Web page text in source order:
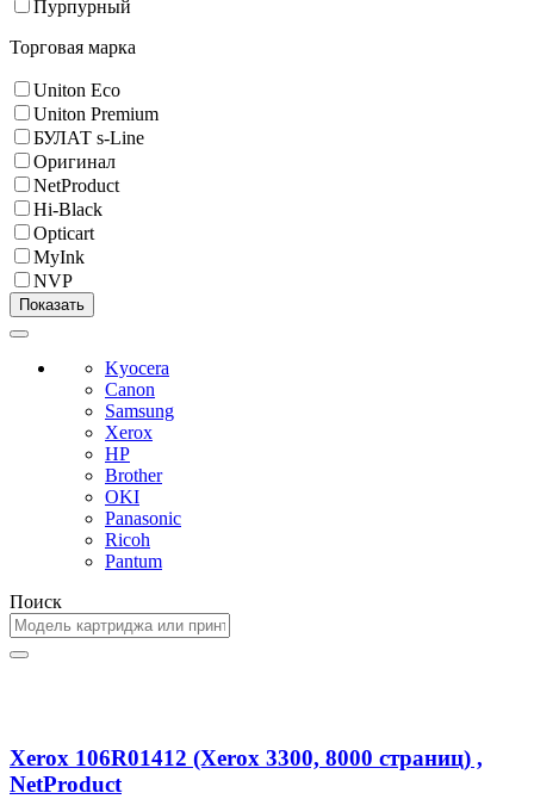
Пурпурный
Торговая марка
Uniton Eco
Uniton Premium
БУЛАТ s-Line
Оригинал
NetProduct
Hi-Black
Opticart
MyInk
NVP
Kyocera
Canon
Samsung
Xerox
HP
Brother
OKI
Panasonic
Ricoh
Pantum
Поиск
Xerox 106R01412 (Xerox 3300, 8000 страниц) ,
NetProduct